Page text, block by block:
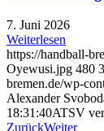
7. Juni 2026
Weiterlesen
https://handball-
Oyewusi.jpg 480
bremen.de/wp-
Alexander
18:31:40ATSV
ZurückWeiter